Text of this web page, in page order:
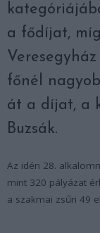
a fődíjat,
főnél
át a díjat, a
Buzsák.
Az idén 28.
mint 320 pályázat
a szakmai zsűri 49